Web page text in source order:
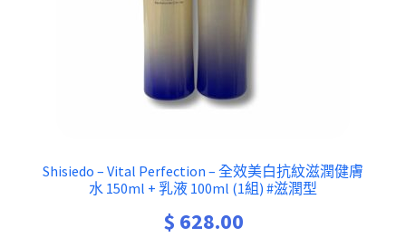
Shisiedo – Vital Perfection – 全效美白抗紋滋潤健膚
水 150ml + 乳液 100ml (1組) #滋潤型
$ 628.00